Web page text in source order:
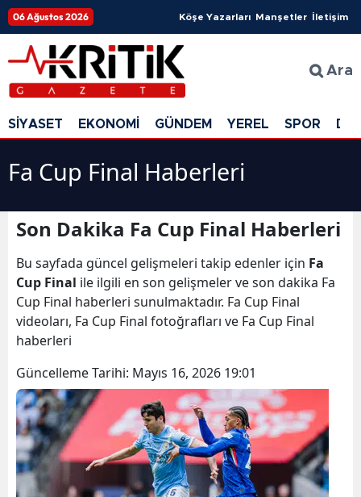
06 Ağustos 2026 Köşe Yazarları Manşetler İletişim
Ara
SİYASET EKONOMİ GÜNDEM YEREL SPOR
Fa Cup Final Haberleri
Son Dakika Fa Cup Final Haberleri
Bu sayfada güncel gelişmeleri takip edenler için Fa
Cup Final ile ilgili en son gelişmeler ve son dakika Fa
Cup Final haberleri sunulmaktadır. Fa Cup Final
videoları, Fa Cup Final fotoğrafları ve Fa Cup Final
haberleri
Güncelleme Tarihi: Mayıs 16, 2026 19:01